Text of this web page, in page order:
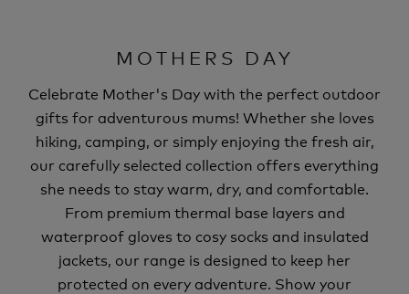
MOTHERS DAY
Celebrate Mother's Day with the perfect outdoor
gifts for adventurous mums! Whether she loves
hiking, camping, or simply enjoying the fresh air,
our carefully selected collection offers everything
she needs to stay warm, dry, and comfortable.
From premium thermal base layers and
waterproof gloves to cosy socks and insulated
jackets, our range is designed to keep her
protected on every adventure. Show your